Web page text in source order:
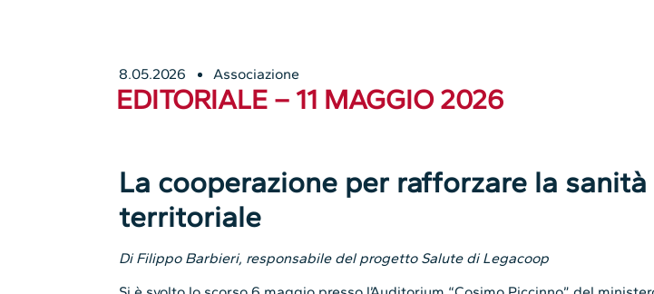
8.05.2026 Associazione
EDITORIALE – 11 MAGGIO 2026
La cooperazione per rafforzare la sanità
territoriale
Di Filippo Barbieri, responsabile del progetto Salute di Legacoop